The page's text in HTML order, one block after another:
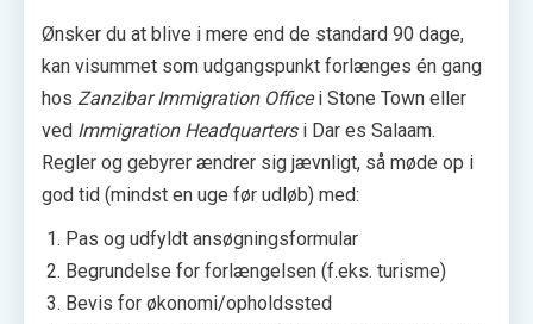
Ønsker du at blive i mere end de standard 90 dage,
kan visummet som udgangspunkt forlænges én gang
hos Zanzibar Immigration Officei Stone Town eller
ved Immigration Headquartersi Dar es Salaam.
Regler og gebyrer ændrer sig jævnligt, så møde op i
god tid (mindst en uge før udløb) med:
Pas og udfyldt ansøgningsformular
Begrundelse for forlængelsen (f.eks. turisme)
Bevis for økonomi/opholdssted